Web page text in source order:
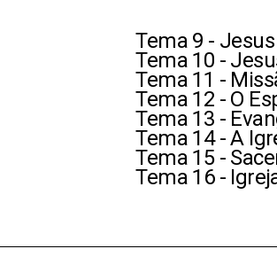
Tema 9 -
Tema 10 -
Tema 11 -
Tema 12 - O
Tema 13 -
Tema 14 - A
Tema 15 -
Tema 16 -